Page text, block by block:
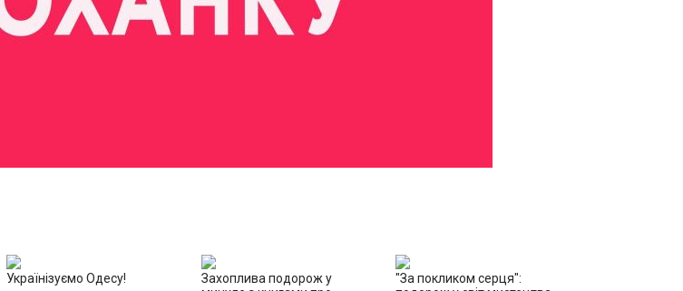
Українізуємо Одесу!
Захоплива подорож у
"За покликом серця":